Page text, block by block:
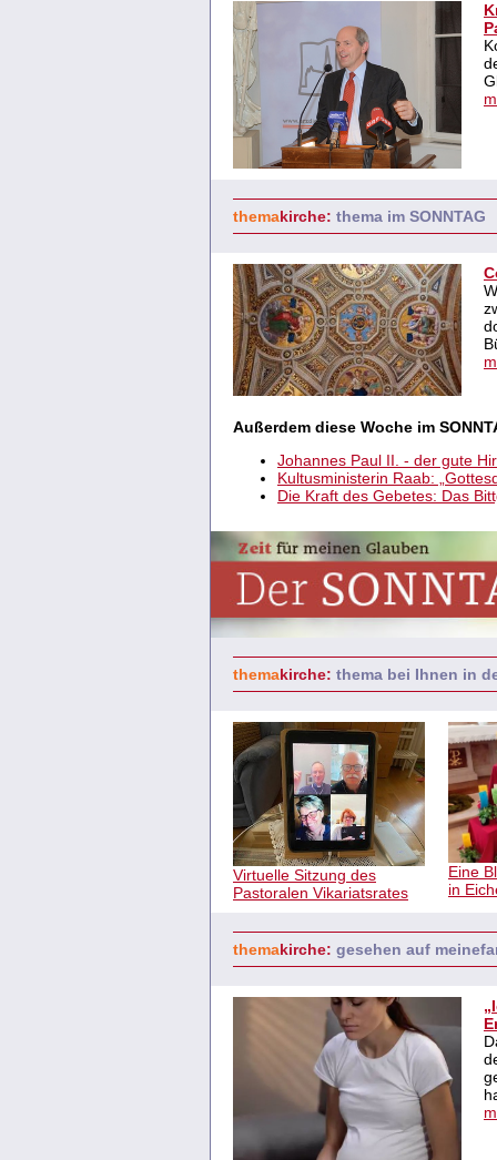
themakirche: thema im SONNTAG
Außerdem diese Woche im
Johannes Paul II. - der gute
Kultusministerin Raab:
Die Kraft des Gebetes: Das
themakirche: thema bei Ihnen in
Virtuelle Sitzung des
Pastoralen Vikariatsrates
Eine
in
themakirche: gesehen auf